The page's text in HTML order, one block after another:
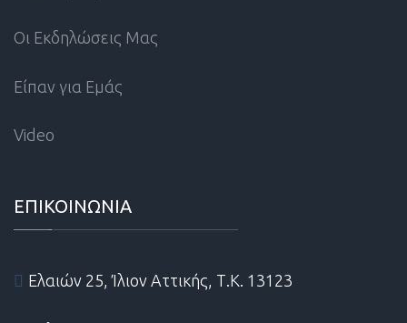
Οι Εκδηλώσεις Μας
Είπαν για Εμάς
Video
ΕΠΙΚΟΙΝΩΝΙΑ
Ελαιών 25, Ίλιον Αττικής, Τ.Κ. 13123